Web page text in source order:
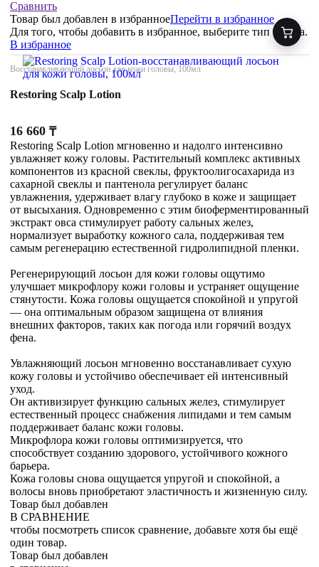
Сравнить
Товар был добавлен в избранноеПерейти в избранное
Для того, чтобы добавить в избранное, выберите тип товара.
В избранное
Восстанавливающий лосьон для кожи головы, 100мл
Restoring Scalp Lotion
16 660 ₸
Restoring Scalp Lotion мгновенно и надолго интенсивно
увлажняет кожу головы. Растительный комплекс активных
компонентов из красной свеклы, фруктоолигосахарида из
сахарной свеклы и пантенола регулирует баланс
увлажнения, удерживает влагу глубоко в коже и защищает
от высыхания. Одновременно с этим биоферментированный
экстракт овса стимулирует работу сальных желез,
нормализует выработку кожного сала, поддерживая тем
самым регенерацию естественной гидролипидной пленки.
Регенерирующий лосьон для кожи головы ощутимо
улучшает микрофлору кожи головы и устраняет ощущение
стянутости. Кожа головы ощущается спокойной и упругой
— она оптимальным образом защищена от влияния
внешних факторов, таких как погода или горячий воздух
фена.
Увлажняющий лосьон мгновенно восстанавливает сухую
кожу головы и устойчиво обеспечивает ей интенсивный
уход.
Он активизирует функцию сальных желез, стимулирует
естественный процесс снабжения липидами и тем самым
поддерживает баланс кожи головы.
Микрофлора кожи головы оптимизируется, что
способствует созданию здорового, устойчивого кожного
барьера.
Кожа головы снова ощущается упругой и спокойной, а
волосы вновь приобретают эластичность и жизненную силу.
Товар был добавлен
В СРАВНЕНИЕ
чтобы посмотреть список сравнение, добавьте хотя бы ещё
один товар.
Товар был добавлен